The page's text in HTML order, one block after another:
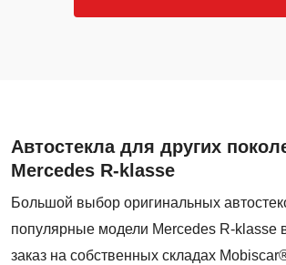
Автостекла для других
Mercedes R-klasse
Большой выбор оригинальных
популярные модели Mercedes R-klasse
заказ на собственных складах